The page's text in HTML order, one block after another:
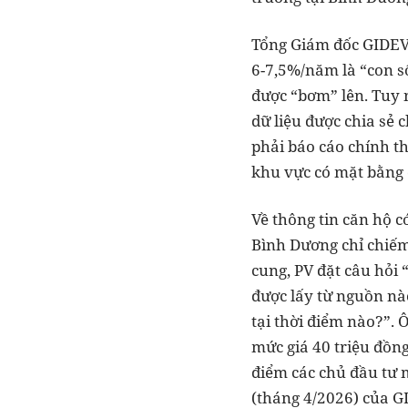
Tổng Giám đốc
6-7,5%/năm là “con
được “bơm” lên.
dữ liệu được chia sẻ
phải báo cáo chính
khu vực có mặt
Về thông tin căn hộ
Bình Dương chỉ
cung, PV đặt câu hỏi
được lấy từ nguồn
tại thời điểm nào?”.
mức giá 40 triệu
điểm các chủ đầu tư
(tháng 4/2026) của